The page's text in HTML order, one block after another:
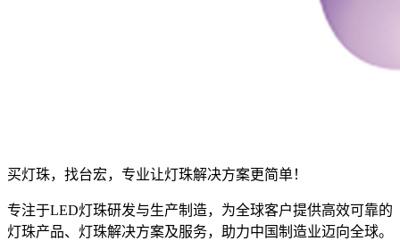
买灯珠，找台宏，专业让灯珠解决方案更简单！
专注于LED灯珠研发与生产制造，为全球客户提供高效可靠的
灯珠产品、灯珠解决方案及服务，助力中国制造业迈向全球。